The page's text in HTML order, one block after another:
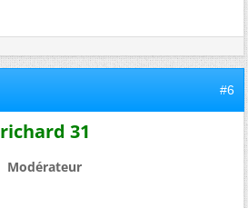
#6
richard 31
Modérateur